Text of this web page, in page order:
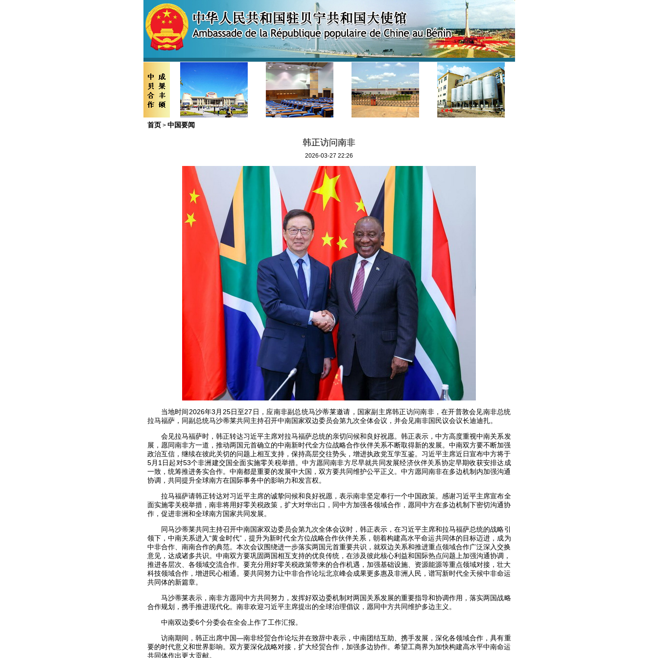
首页 > 中国要闻
韩正访问南非
2026-03-27 22:26
当地时间2026年3月25日至27日，应南非副总统马沙蒂莱邀请，国家副主席韩正访问南非，在开普敦会见南非总统
拉马福萨，同副总统马沙蒂莱共同主持召开中南国家双边委员会第九次全体会议，并会见南非国民议会议长迪迪扎。
会见拉马福萨时，韩正转达习近平主席对拉马福萨总统的亲切问候和良好祝愿。韩正表示，中方高度重视中南关系发
展，愿同南非方一道，推动两国元首确立的中南新时代全方位战略合作伙伴关系不断取得新的发展。中南双方要不断加强
政治互信，继续在彼此关切的问题上相互支持，保持高层交往势头，增进执政党互学互鉴。习近平主席近日宣布中方将于
5月1日起对53个非洲建交国全面实施零关税举措。中方愿同南非方尽早就共同发展经济伙伴关系协定早期收获安排达成
一致，统筹推进务实合作。中南都是重要的发展中大国，双方要共同维护公平正义。中方愿同南非在多边机制内加强沟通
协调，共同提升全球南方在国际事务中的影响力和发言权。
拉马福萨请韩正转达对习近平主席的诚挚问候和良好祝愿，表示南非坚定奉行一个中国政策。感谢习近平主席宣布全
面实施零关税举措，南非将用好零关税政策，扩大对华出口，同中方加强各领域合作，愿同中方在多边机制下密切沟通协
作，促进非洲和全球南方国家共同发展。
同马沙蒂莱共同主持召开中南国家双边委员会第九次全体会议时，韩正表示，在习近平主席和拉马福萨总统的战略引
领下，中南关系进入“黄金时代”，提升为新时代全方位战略合作伙伴关系，朝着构建高水平命运共同体的目标迈进，成为
中非合作、南南合作的典范。本次会议围绕进一步落实两国元首重要共识，就双边关系和推进重点领域合作广泛深入交换
意见，达成诸多共识。中南双方要巩固两国相互支持的优良传统，在涉及彼此核心利益和国际热点问题上加强沟通协调，
推进各层次、各领域交流合作。要充分用好零关税政策带来的合作机遇，加强基础设施、资源能源等重点领域对接，壮大
科技领域合作，增进民心相通。要共同努力让中非合作论坛北京峰会成果更多惠及非洲人民，谱写新时代全天候中非命运
共同体的新篇章。
马沙蒂莱表示，南非方愿同中方共同努力，发挥好双边委机制对两国关系发展的重要指导和协调作用，落实两国战略
合作规划，携手推进现代化。南非欢迎习近平主席提出的全球治理倡议，愿同中方共同维护多边主义。
中南双边委6个分委会在全会上作了工作汇报。
访南期间，韩正出席中国—南非经贸合作论坛并在致辞中表示，中南团结互助、携手发展，深化各领域合作，具有重
要的时代意义和世界影响。双方要深化战略对接，扩大经贸合作，加强多边协作。希望工商界为加快构建高水平中南命运
共同体作出更大贡献。